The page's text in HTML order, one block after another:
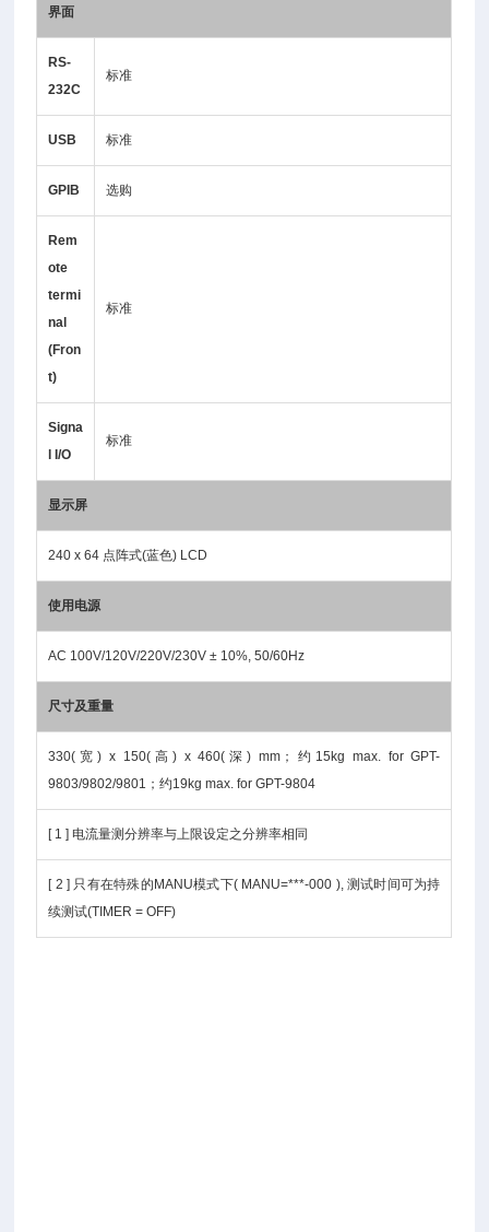
界面
RS-
232C
标准
USB 标准
GPIB 选购
Rem
ote
termi
nal
(Fron
t)
标准
Signa
l I/O
标准
显示屏
240 x 64 点阵式(蓝色) LCD
使用电源
AC 100V/120V/220V/230V ± 10%, 50/60Hz
尺寸及重量
330(宽) x 150(高) x 460(深) mm；约15kg max. for GPT-
9803/9802/9801；约19kg max. for GPT-9804
[ 1 ] 电流量测分辨率与上限设定之分辨率相同
[ 2 ] 只有在特殊的MANU模式下( MANU=***-000 ), 测试时间可为持
续测试(TIMER = OFF)